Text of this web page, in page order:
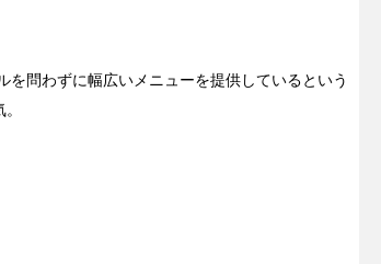
問わずに幅広いメニューを提供しているという